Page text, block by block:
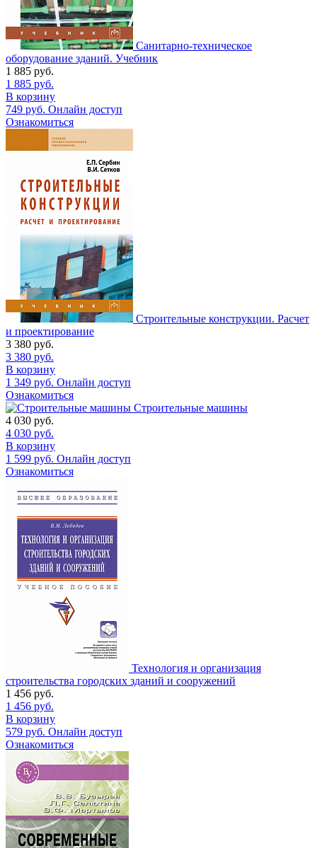
Санитарно-техническое
оборудование зданий. Учебник
1 885 руб.
1 885 руб.
В корзину
749 руб. Онлайн доступ
Ознакомиться
Строительные конструкции. Расчет
и проектирование
3 380 руб.
3 380 руб.
В корзину
1 349 руб. Онлайн доступ
Ознакомиться
Строительные машины
4 030 руб.
4 030 руб.
В корзину
1 599 руб. Онлайн доступ
Ознакомиться
Технология и организация
строительства городских зданий и сооружений
1 456 руб.
1 456 руб.
В корзину
579 руб. Онлайн доступ
Ознакомиться